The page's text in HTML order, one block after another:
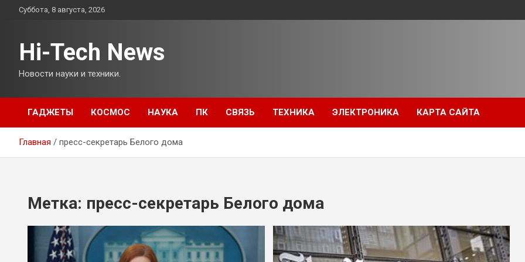
ПерейтиСуббота, 8 августа, 2026
Hi-Tech News
Новости науки и техники.
ГАДЖЕТЫ КОСМОС НАУКА ПК СВЯЗЬ ТЕХНИКА ЭЛЕКТРОНИКА КАРТА САЙТА
Главная пресс-секретарь Белого дома
Метка: пресс-секретарь Белого дома